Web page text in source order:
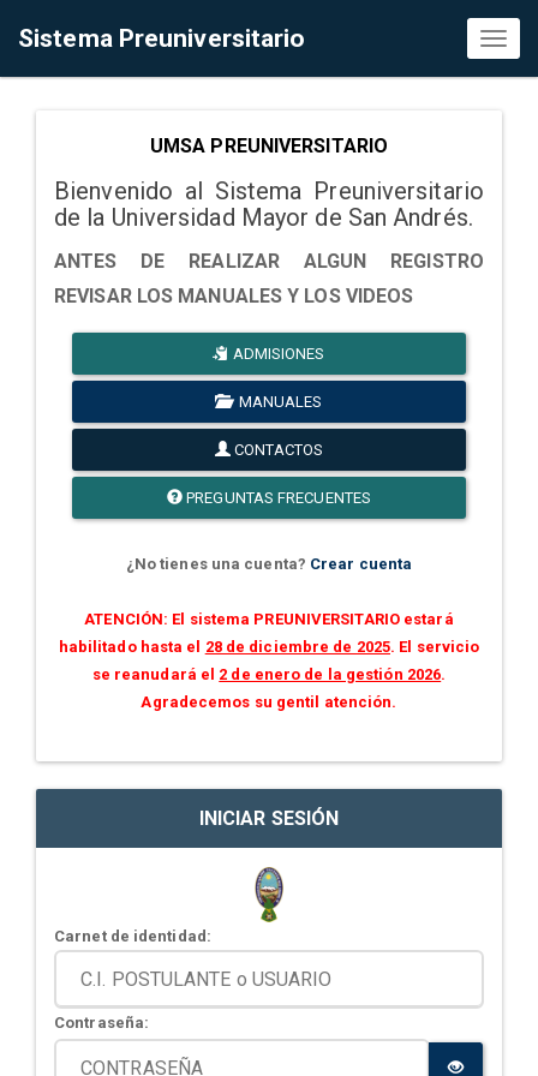
Sistema Preuniversitario
UMSA PREUNIVERSITARIO
Bienvenido al Sistema Preuniversitario
de la Universidad Mayor de San Andrés.
ANTES DE REALIZAR ALGUN REGISTRO
REVISAR LOS MANUALES Y LOS VIDEOS
ADMISIONES
MANUALES
CONTACTOS
PREGUNTAS FRECUENTES
¿No tienes una cuenta? Crear cuenta
ATENCIÓN: El sistema PREUNIVERSITARIO estará
habilitado hasta el 28 de diciembre de 2025. El servicio
se reanudará el 2 de enero de la gestión 2026.
Agradecemos su gentil atención.
INICIAR SESIÓN
Carnet de identidad:
Contraseña: